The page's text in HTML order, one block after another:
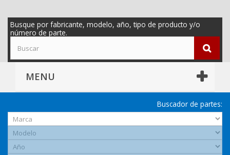
Busque por fabricante, modelo, año, tipo de producto y/o
número de parte.
MENU
Buscador de partes: